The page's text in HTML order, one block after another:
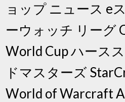
ョップ ニュース e
ーウォッチ リーグ
World Cup ハース
ドマスターズ
World of Warcraft